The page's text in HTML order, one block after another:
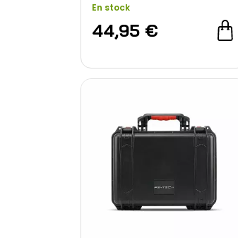
En stock
44,95 €